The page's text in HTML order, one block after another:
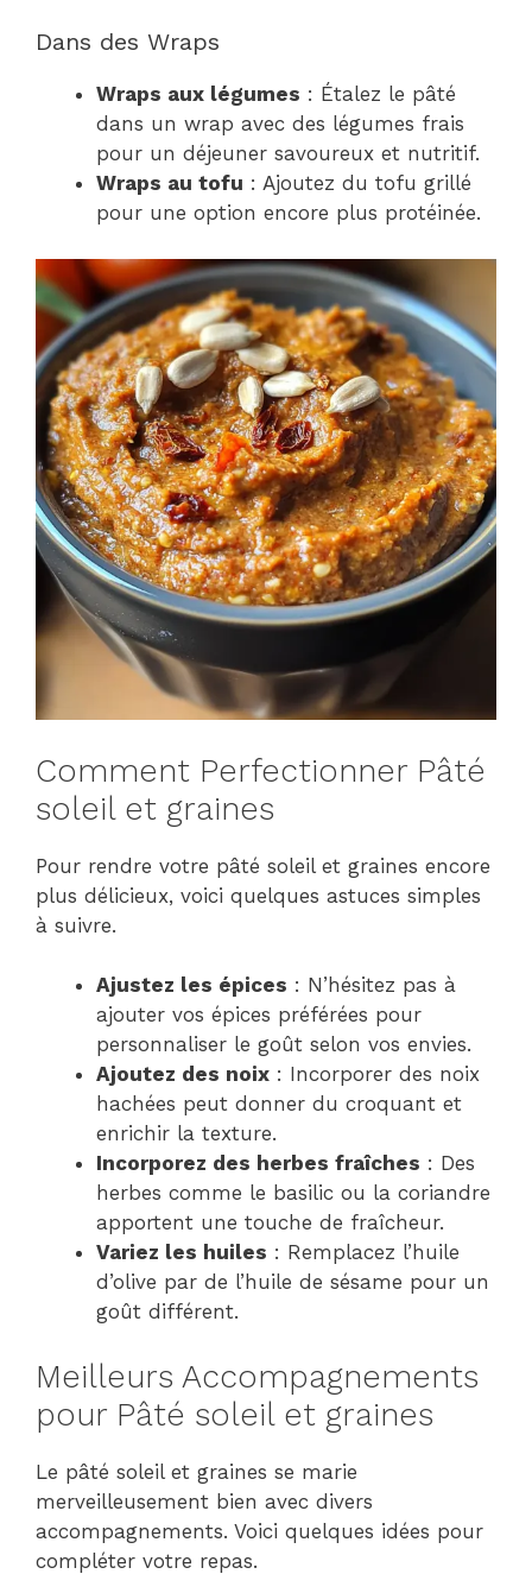
Dans des Wraps
Wraps aux légumes : Étalez le pâté
dans un wrap avec des légumes frais
pour un déjeuner savoureux et nutritif.
Wraps au tofu : Ajoutez du tofu grillé
pour une option encore plus protéinée.
Comment Perfectionner Pâté
soleil et graines
Pour rendre votre pâté soleil et graines encore
plus délicieux, voici quelques astuces simples
à suivre.
Ajustez les épices : N’hésitez pas à
ajouter vos épices préférées pour
personnaliser le goût selon vos envies.
Ajoutez des noix : Incorporer des noix
hachées peut donner du croquant et
enrichir la texture.
Incorporez des herbes fraîches : Des
herbes comme le basilic ou la coriandre
apportent une touche de fraîcheur.
Variez les huiles : Remplacez l’huile
d’olive par de l’huile de sésame pour un
goût différent.
Meilleurs Accompagnements
pour Pâté soleil et graines
Le pâté soleil et graines se marie
merveilleusement bien avec divers
accompagnements. Voici quelques idées pour
compléter votre repas.